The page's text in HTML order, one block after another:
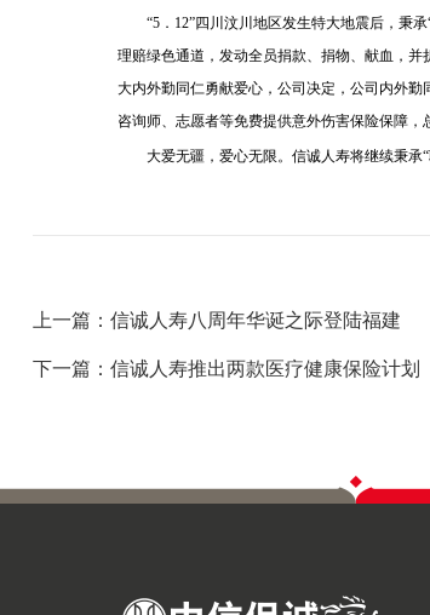
“5． 12”四川汶川地区发生特大地震后，秉
理赔绿色通道，发动全员捐款、捐物、献血，
大内外勤同仁勇献爱心，公司决定，公司内外勤
咨询师、志愿者等免费提供意外伤害保险保障，
大爱无疆，爱心无限。信诚人寿将继续秉承
上一篇：信诚人寿八周年华诞之际登陆福建
下一篇：信诚人寿推出两款医疗健康保险计划